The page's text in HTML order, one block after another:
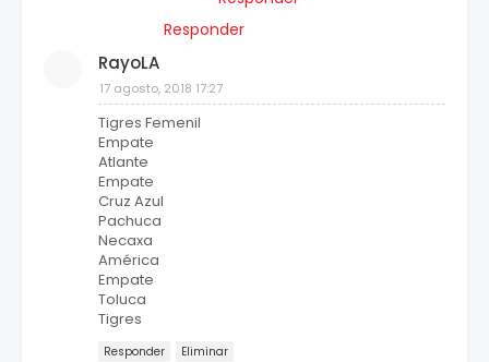
Responder
RayoLA
17 agosto, 2018 17:27
Tigres Femenil
Empate
Atlante
Empate
Cruz Azul
Pachuca
Necaxa
América
Empate
Toluca
Tigres
Responder Eliminar